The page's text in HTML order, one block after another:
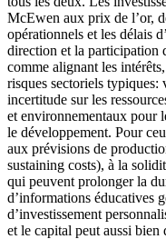
McEwen aux prix de l’or,
opérationnels et les délais
direction et la participation
comme alignant les
risques sectoriels typiques:
incertitude sur les
et environnementaux pour
le développement. Pour
aux prévisions de
sustaining costs), à la
qui peuvent prolonger la
d’informations éducatives
d’investissement
et le capital peut aussi bien